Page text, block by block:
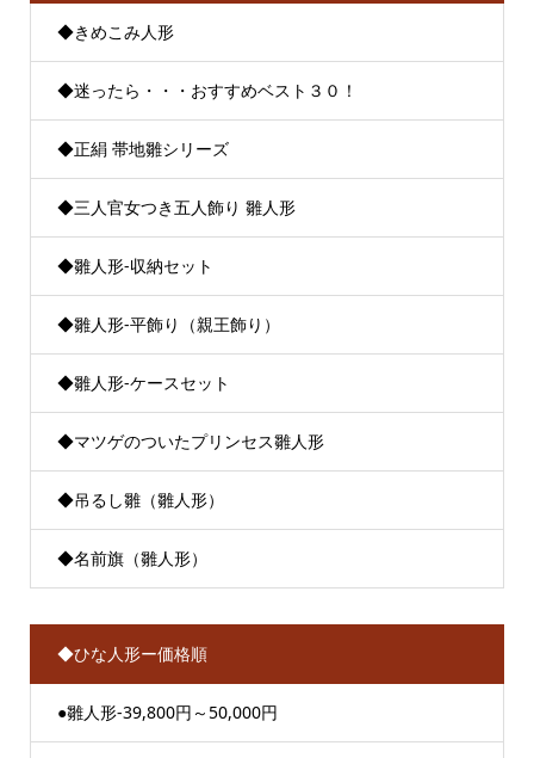
◆きめこみ人形
◆迷ったら・・・おすすめベスト３０！
◆正絹 帯地雛シリーズ
◆三人官女つき五人飾り 雛人形
◆雛人形-収納セット
◆雛人形-平飾り（親王飾り）
◆雛人形-ケースセット
◆マツゲのついたプリンセス雛人形
◆吊るし雛（雛人形）
◆名前旗（雛人形）
◆ひな人形ー価格順
●雛人形-39,800円～50,000円